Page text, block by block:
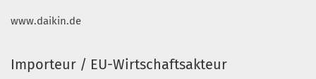
www.daikin.de
Importeur / EU-Wirtschaftsakteur